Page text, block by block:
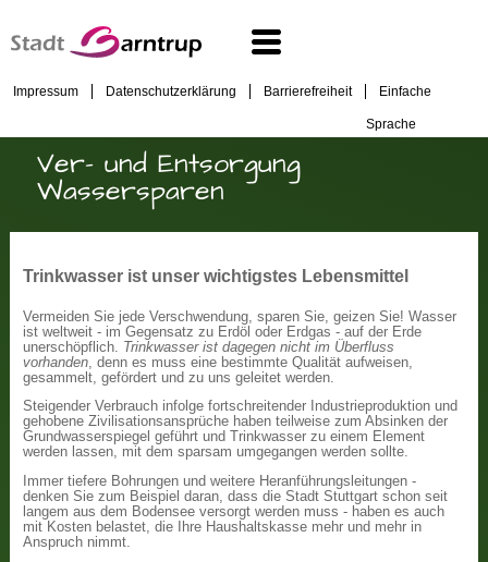
Impressum Datenschutzerklärung Barrierefreiheit Einfache
Sprache
Ver- und Entsorgung
Wassersparen
Trinkwasser ist unser wichtigstes Lebensmittel
Vermeiden Sie jede Verschwendung, sparen Sie, geizen Sie! Wasser
ist weltweit - im Gegensatz zu Erdöl oder Erdgas - auf der Erde
unerschöpflich. Trinkwasser ist dagegen nicht im Überfluss
vorhanden , denn es muss eine bestimmte Qualität aufweisen,
gesammelt, gefördert und zu uns geleitet werden.
Steigender Verbrauch infolge fortschreitender Industrieproduktion und
gehobene Zivilisationsansprüche haben teilweise zum Absinken der
Grundwasserspiegel geführt und Trinkwasser zu einem Element
werden lassen, mit dem sparsam umgegangen werden sollte.
Immer tiefere Bohrungen und weitere Heranführungsleitungen -
denken Sie zum Beispiel daran, dass die Stadt Stuttgart schon seit
langem aus dem Bodensee versorgt werden muss - haben es auch
mit Kosten belastet, die Ihre Haushaltskasse mehr und mehr in
Anspruch nimmt.